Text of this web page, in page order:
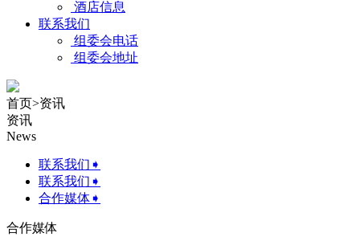
酒店信息
联系我们
组委会电话
组委会地址
首页>资讯
资讯
News
联系我们➧
联系我们➧
合作媒体➧
合作媒体